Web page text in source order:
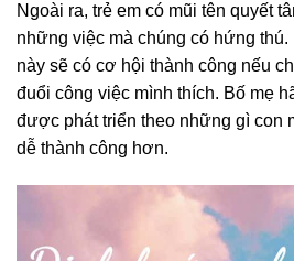
Ngoài ra, trẻ em có mũi tên quyết
những việc mà chúng có hứng
này sẽ có cơ hội thành công nếu
đuổi công việc mình thích. Bố mẹ
được phát triển theo những gì con
dễ thành công hơn.